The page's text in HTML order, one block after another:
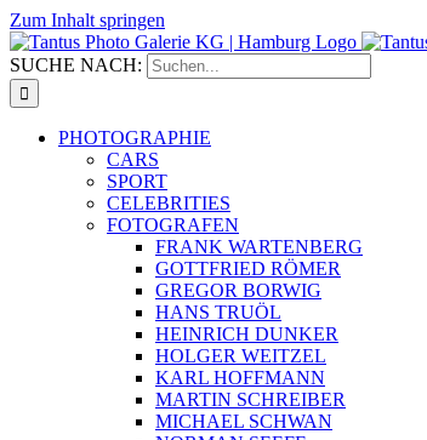
Zum Inhalt springen
SUCHE NACH:
PHOTOGRAPHIE
CARS
SPORT
CELEBRITIES
FOTOGRAFEN
FRANK WARTENBERG
GOTTFRIED RÖMER
GREGOR BORWIG
HANS TRUÖL
HEINRICH DUNKER
HOLGER WEITZEL
KARL HOFFMANN
MARTIN SCHREIBER
MICHAEL SCHWAN